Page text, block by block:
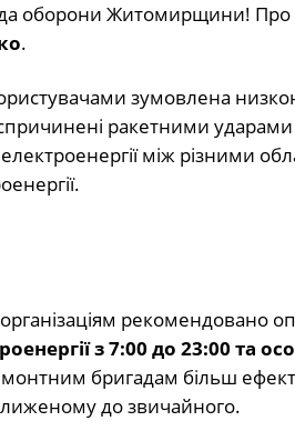
оборони Житомирщини!
.
зумовлена
ракетними ударами
між різними
рекомендовано
з 7:00 до 23:00 та
бригадам більш
до звичайного.